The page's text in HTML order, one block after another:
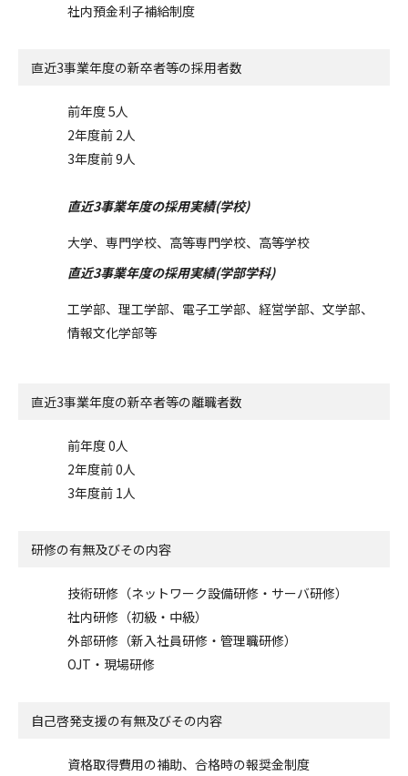
社内預金利子補給制度
直近3事業年度の新卒者等の採用者数
前年度 5人
2年度前 2人
3年度前 9人
直近3事業年度の採用実績(学校)
大学、専門学校、高等専門学校、高等学校
直近3事業年度の採用実績(学部学科)
工学部、理工学部、電子工学部、経営学部、文学部、
情報文化学部等
直近3事業年度の新卒者等の離職者数
前年度 0人
2年度前 0人
3年度前 1人
研修の有無及びその内容
技術研修（ネットワーク設備研修・サーバ研修）
社内研修（初級・中級）
外部研修（新入社員研修・管理職研修）
OJT・現場研修
自己啓発支援の有無及びその内容
資格取得費用の補助、合格時の報奨金制度